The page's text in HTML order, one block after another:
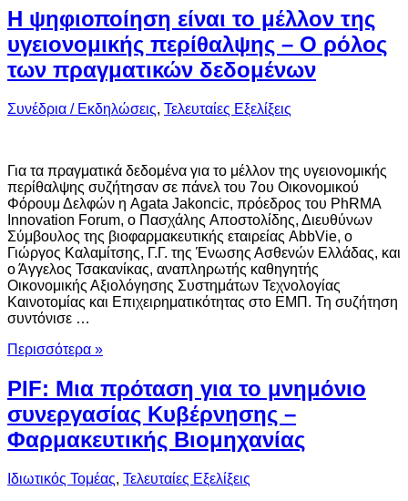
Η ψηφιοποίηση είναι το μέλλον της
υγειονομικής περίθαλψης – Ο ρόλος
των πραγματικών δεδομένων
Συνέδρια / Εκδηλώσεις, Τελευταίες Εξελίξεις
Για τα πραγματικά δεδομένα για το μέλλον της υγειονομικής
περίθαλψης συζήτησαν σε πάνελ του 7ου Οικονομικού
Φόρουμ Δελφών η Agata Jakoncic, πρόεδρος του PhRMA
Innovation Forum, ο Πασχάλης Αποστολίδης, Διευθύνων
Σύμβουλος της βιοφαρμακευτικής εταιρείας AbbVie, ο
Γιώργος Καλαμίτσης, Γ.Γ. της Ένωσης Ασθενών Ελλάδας, και
ο Άγγελος Τσακανίκας, αναπληρωτής καθηγητής
Οικονομικής Αξιολόγησης Συστημάτων Τεχνολογίας
Καινοτομίας και Επιχειρηματικότητας στο ΕΜΠ. Τη συζήτηση
συντόνισε …
Περισσότερα »
PIF: Mια πρόταση για το μνημόνιο
συνεργασίας Κυβέρνησης –
Φαρμακευτικής Βιομηχανίας
Ιδιωτικός Τομέας, Τελευταίες Εξελίξεις